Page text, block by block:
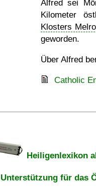
Alfred sei
Kilometer
Klosters
geworden.
Über Alfred
Catholic
Heiligenlexikon
für das